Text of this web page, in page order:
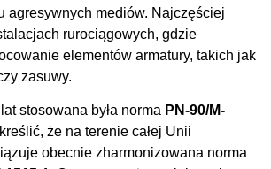
agresywnych mediów. Najczęściej
rurociągowych, gdzie
elementów armatury, takich jak
zasuwy.
stosowana była norma PN-90/M-
że na terenie całej Unii
obecnie zharmonizowana norma